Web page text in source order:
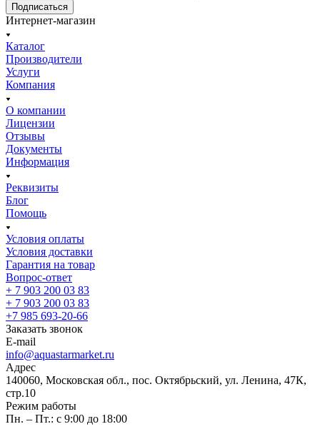
Подписаться
Интернет-магазин
Каталог
Производители
Услуги
Компания
О компании
Лицензии
Отзывы
Документы
Информация
Реквизиты
Блог
Помощь
Условия оплаты
Условия доставки
Гарантия на товар
Вопрос-ответ
+ 7 903 200 03 83
+ 7 903 200 03 83
+7 985 693-20-66
Заказать звонок
E-mail
info@aquastarmarket.ru
Адрес
140060, Московская обл., пос. Октябрьский, ул. Ленина, 47К,
стр.10
Режим работы
Пн. – Пт.: с 9:00 до 18:00